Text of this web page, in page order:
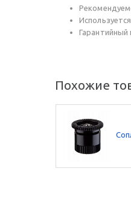
Гарантийный
Похожие